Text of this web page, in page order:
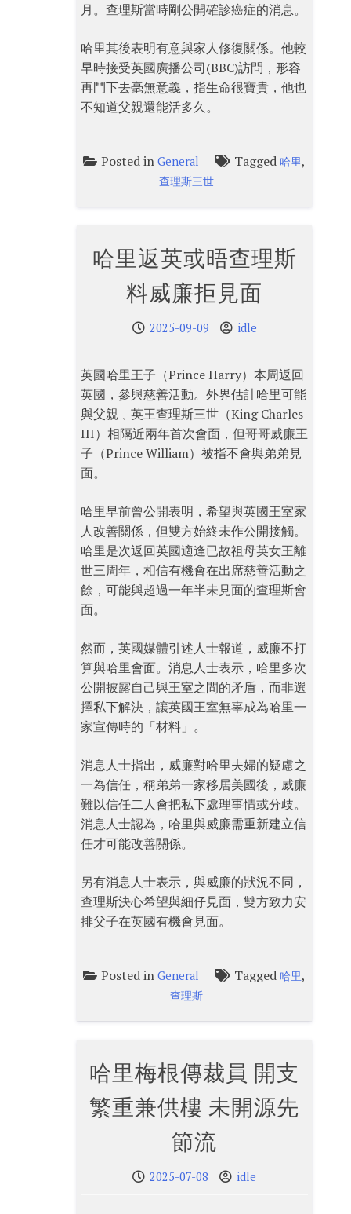
月。查理斯當時剛公開確診癌症的消息。
哈里其後表明有意與家人修復關係。他較
早時接受英國廣播公司(BBC)訪問，形容
再鬥下去毫無意義，指生命很寶貴，他也
不知道父親還能活多久。
Posted inGeneral Tagged哈里,
查理斯三世
哈里返英或晤查理斯
料威廉拒見面
2025-09-09 idle
英國哈里王子（Prince Harry）本周返回
英國，參與慈善活動。外界估計哈里可能
與父親﹑英王查理斯三世（King Charles
III）相隔近兩年首次會面，但哥哥威廉王
子（Prince William）被指不會與弟弟見
面。
哈里早前曾公開表明，希望與英國王室家
人改善關係，但雙方始終未作公開接觸。
哈里是次返回英國適逢已故祖母英女王離
世三周年，相信有機會在出席慈善活動之
餘，可能與超過一年半未見面的查理斯會
面。
然而，英國媒體引述人士報道，威廉不打
算與哈里會面。消息人士表示，哈里多次
公開披露自己與王室之間的矛盾，而非選
擇私下解決，讓英國王室無辜成為哈里一
家宣傳時的「材料」。
消息人士指出，威廉對哈里夫婦的疑慮之
一為信任，稱弟弟一家移居美國後，威廉
難以信任二人會把私下處理事情或分歧。
消息人士認為，哈里與威廉需重新建立信
任才可能改善關係。
另有消息人士表示，與威廉的狀況不同，
查理斯決心希望與細仔見面，雙方致力安
排父子在英國有機會見面。
Posted inGeneral Tagged哈里,
查理斯
哈里梅根傳裁員 開支
繁重兼供樓 未開源先
節流
2025-07-08 idle